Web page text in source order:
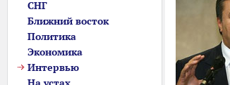
СНГ
Ближний восток
Политика
Экономика
Интервью